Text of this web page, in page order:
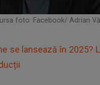
foto: Facebook/ Adrian
se lansează în 2025?